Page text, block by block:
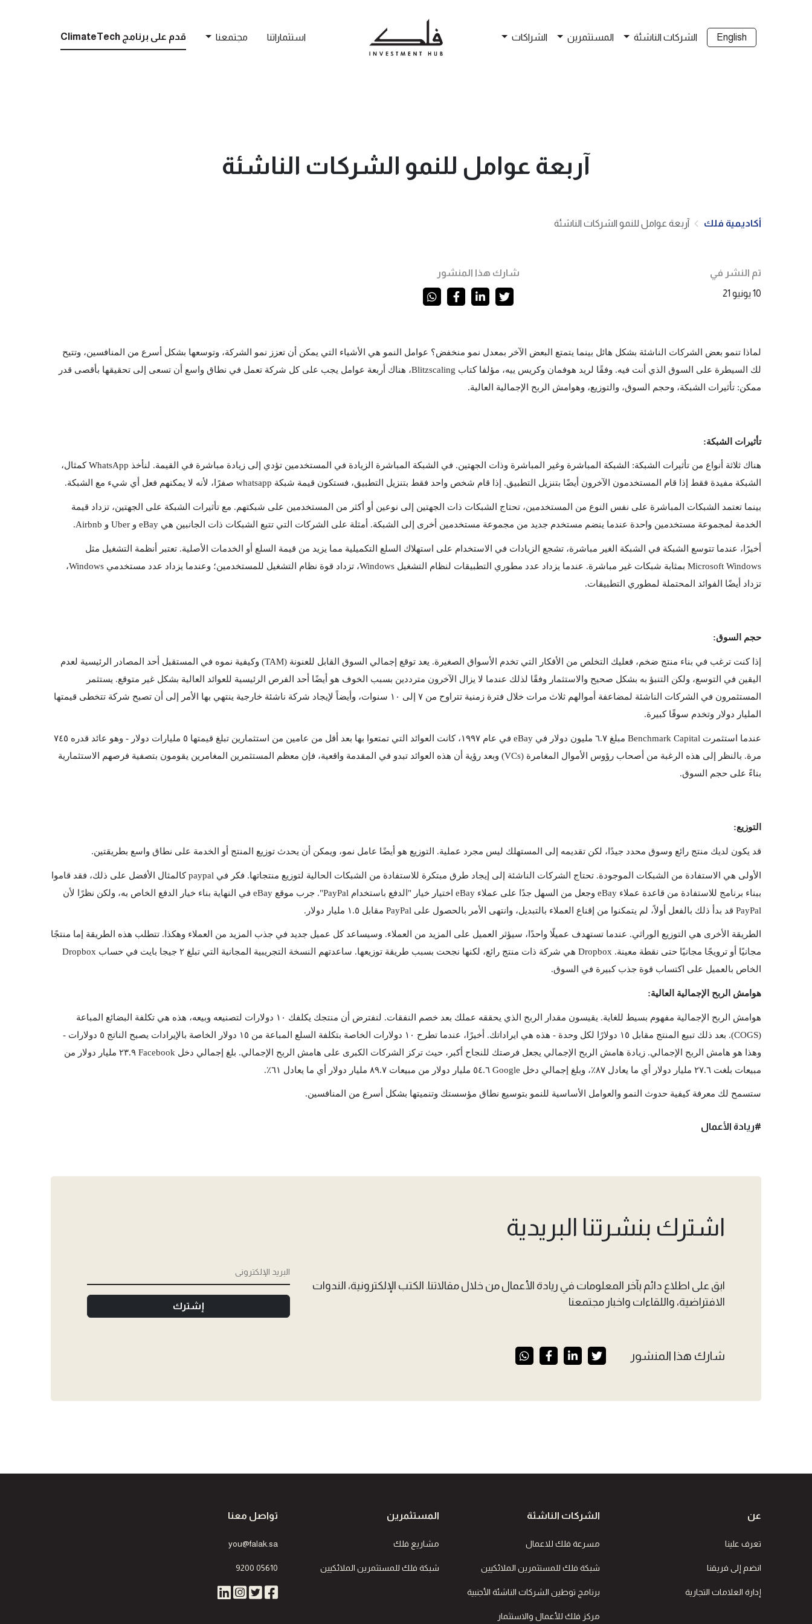
English الشركات الناشئة المستثمرين الشراكات استثماراتنا مجتمعنا قدم على برنامج ClimateTech
آربعة عوامل للنمو الشركات الناشئة
أكاديمية فلك آربعة عوامل للنمو الشركات الناشئة
تم النشر في
10 يونيو 21
شارك هذا المنشور
ممكن: تأثيرات الشبكة، وحجم السوق، والتوزيع، وهوامش الربح الإجمالية العالية.
تأثيرات الشبكة:
الشبكة مفيدة فقط إذا قام المستخدمون الآخرون أيضًا بتنزيل التطبيق. إذا قام شخص واحد فقط بتنزيل التطبيق، فستكون قيمة شبكة whatsapp صفرًا، لأنه لا يمكنهم فعل أي شيء مع الشبكة.
الخدمة لمجموعة مستخدمين واحدة عندما ينضم مستخدم جديد من مجموعة مستخدمين أخرى إلى الشبكة. أمثلة على الشركات التي تتبع الشبكات ذات الجانبين هي eBay و Uber و Airbnb.
تزداد أيضًا الفوائد المحتملة لمطوري التطبيقات.
حجم السوق:
المليار دولار وتخدم سوقًا كبيرة.
بناءً على حجم السوق.
التوزيع:
قد يكون لديك منتج رائع وسوق محدد جيدًا، لكن تقديمه إلى المستهلك ليس مجرد عملية. التوزيع هو أيضًا عامل نمو، ويمكن أن يحدث توزيع المنتج أو الخدمة على نطاق واسع بطريقتين.
PayPal قد بدأ ذلك بالفعل أولاً، لم يتمكنوا من إقناع العملاء بالتبديل، وانتهى الأمر بالحصول على PayPal مقابل ١.٥ مليار دولار.
الخاص بالعميل على اكتساب قوة جذب كبيرة في السوق.
هوامش الربح الإجمالية العالية:
مبيعات بلغت ٢٧.٦ مليار دولار أي ما يعادل ٨٧٪، وبلغ إجمالي دخل Google ٥٤.٦ مليار دولار من مبيعات ٨٩.٧ مليار دولار أي ما يعادل ٦١٪.
ستسمح لك معرفة كيفية حدوث النمو والعوامل الأساسية للنمو بتوسيع نطاق مؤسستك وتنميتها بشكل أسرع من المنافسين.
#ريادة الأعمال
اشترك بنشرتنا البريدية
ابق على اطلاع دائم بآخر المعلومات في ريادة الأعمال من خلال مقالاتنا. الكتب الإلكترونية، الندوات
الافتراضية، واللقاءات واخبار مجتمعنا
شارك هذا المنشور
إشترك
عن
تعرف علينا
انضم إلى فريقنا
إدارة العلامات التجارية
الشركات الناشئة
مسرعة فلك للاعمال
شبكة فلك للمستثمرين الملائكيين
برنامج توطين الشركات الناشئة الأجنبية
مركز فلك للأعمال والاستثمار
المستثمرين
مشاريع فلك
شبكة فلك للمستثمرين الملائكيين
تواصل معنا
you@falak.sa
9200 05610